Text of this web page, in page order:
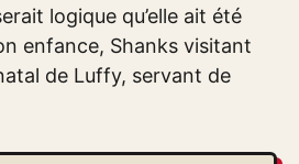
logique qu’elle ait été
enfance, Shanks visitant
de Luffy, servant de